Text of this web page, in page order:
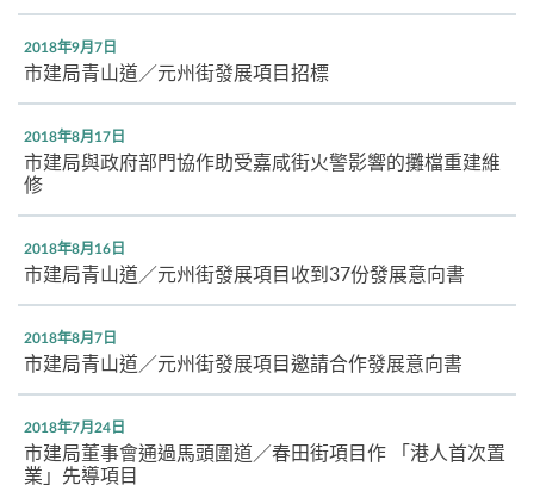
2018年9月7日
市建局青山道／元州街發展項目招標
2018年8月17日
市建局與政府部門協作助受嘉咸街火警影響的攤檔重建維
修
2018年8月16日
市建局青山道／元州街發展項目收到37份發展意向書
2018年8月7日
市建局青山道／元州街發展項目邀請合作發展意向書
2018年7月24日
市建局董事會通過馬頭圍道／春田街項目作 「港人首次置
業」先導項目